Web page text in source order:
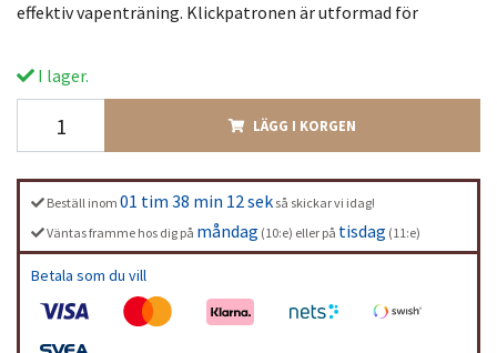
effektiv vapenträning. Klickpatronen är utformad för
I lager.
LÄGG I KORGEN
Beställ inom 01 tim 38 min 12 sek så skickar vi idag!
Väntas framme hos dig på måndag (10:e) eller på tisdag (11:e)
Betala som du vill